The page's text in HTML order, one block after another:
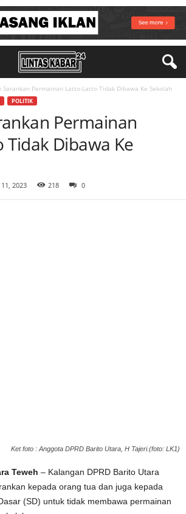
Sarankan Permainan Latto-Latto Tidak Dibawa Ke Sekolah
POLITIK
Permainan
Dibawa Ke
2023 218 0
Ket foto : Anggota DPRD Barito Utara, H Tajeri.(foto: LK1)
Teweh – Kalangan DPRD Barito Utara
kepada orang tua dan juga kepada
(SD) untuk tidak membawa permainan